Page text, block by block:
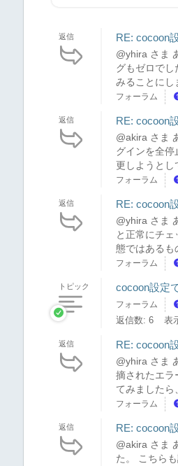
返信 RE: cocoon
@yhira さま
グもゼロで
みることにし
フォーラム
返信 RE: cocoon
@akira さま
グインを全
更しようとし
フォーラム
返信 RE: cocoon
@yhira さま
と正常にチ
態ではあるも
フォーラム
トピック cocoon設定
フォーラム
返信数: 6 表
返信 RE: cocoon
@yhira さま
摘されたエラ
てみました
フォーラム
返信 RE: cocoon
@akira さま
た。 こちら